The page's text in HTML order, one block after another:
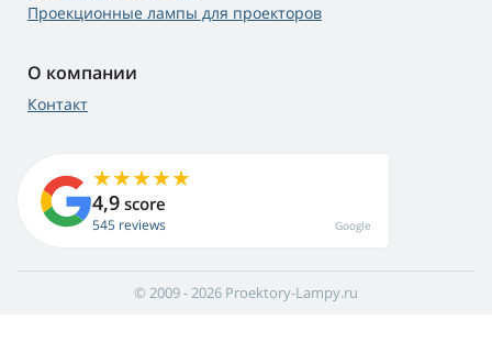
Проекционные лампы для проекторов
О компании
Контакт
4,9 score
545 reviews Google
© 2009 - 2026 Proektory-Lampy.ru